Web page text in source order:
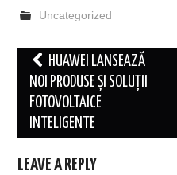
Uncategorized
Post
navigation
HUAWEI LANSEAZĂ
NOI PRODUSE ȘI SOLUȚII
FOTOVOLTAICE
INTELIGENTE
LEAVE A REPLY